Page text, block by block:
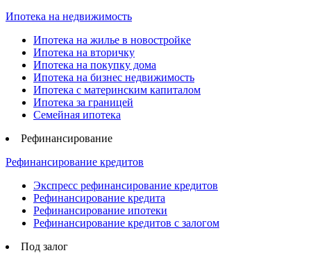
Ипотека на недвижимость
Ипотека на жилье в новостройке
Ипотека на вторичку
Ипотека на покупку дома
Ипотека на бизнес недвижимость
Ипотека с материнским капиталом
Ипотека за границей
Семейная ипотека
Рефинансирование
Рефинансирование кредитов
Экспресс рефинансирование кредитов
Рефинансирование кредита
Рефинансирование ипотеки
Рефинансирование кредитов с залогом
Под залог